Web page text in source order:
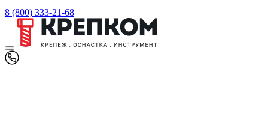
8 (800) 333-21-68